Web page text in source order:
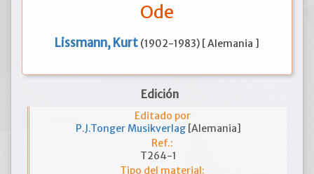
Ode
Lissmann, Kurt (1902-1983) [ Alemania ]
Edición
Editado por
P.J.Tonger Musikverlag [Alemania]
Ref.:
T264-1
Tipo del material: